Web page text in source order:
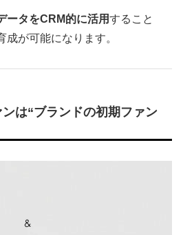
ータをCRM的に活用すること
が可能になります。
は“ブランドの初期ファン